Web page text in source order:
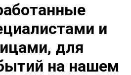
и
для
на нашем